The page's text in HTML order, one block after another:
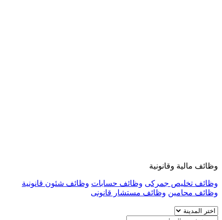
وظائف مالية وقانونية
وظائف تخليص جمركى وظائف حسابات وظائف شئون قانونية
وظائف محامين وظائف مستشار قانونى